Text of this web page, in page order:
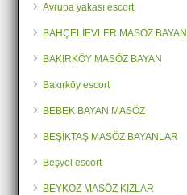
Avrupa yakası escort
BAHÇELİEVLER MASÖZ BAYAN
BAKIRKÖY MASÖZ BAYAN
Bakırköy escort
BEBEK BAYAN MASÖZ
BEŞİKTAŞ MASÖZ BAYANLAR
Beşyol escort
BEYKOZ MASÖZ KIZLAR